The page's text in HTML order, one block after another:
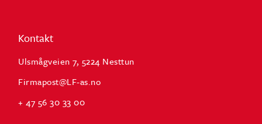
Kontakt
Ulsmågveien 7, 5224 Nesttun
Firmapost@LF-as.no
+ 47 56 30 33 00